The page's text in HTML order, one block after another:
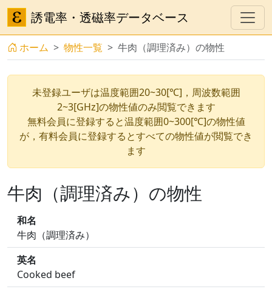
誘電率・透磁率データベース
ホーム 物性一覧 牛肉（調理済み）の物性
未登録ユーザは温度範囲20~30[℃]，周波数範囲
2~3[GHz]の物性値のみ閲覧できます
無料会員に登録すると温度範囲0~300[℃]の物性値
が，有料会員に登録するとすべての物性値が閲覧でき
ます
牛肉（調理済み）の物性
和名
牛肉（調理済み）
英名
Cooked beef